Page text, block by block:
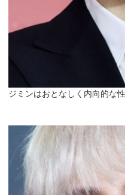
ジミンはおとなしく内向的な性